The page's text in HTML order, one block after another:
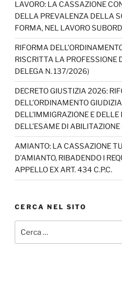
LAVORO: LA CASSAZIONE
DELLA PREVALENZA DELLA
FORMA, NEL LAVORO
RIFORMA
RISCRITTA LA PROFESSIONE
DELEGA N. 137/2026)
DECRETO GIUSTIZIA 2026:
DELL’ORDINAMENTO
DELL’IMMIGRAZIONE E
DELL’ESAME DI ABILITAZIONE
AMIANTO: LA CASSAZIONE
D’AMIANTO, RIBADENDO I
APPELLO EX ART. 434 C.P.C.
CERCA NEL SITO